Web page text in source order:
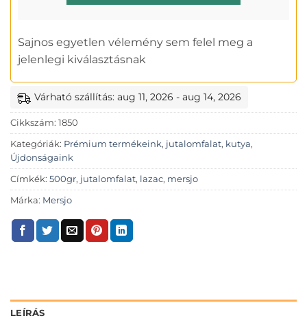
Sajnos egyetlen vélemény sem felel meg a
jelenlegi kiválasztásnak
Várható szállítás: aug 11, 2026 - aug 14, 2026
Cikkszám: 1850
Kategóriák: Prémium termékeink, jutalomfalat, kutya,
Újdonságaink
Címkék: 500gr, jutalomfalat, lazac, mersjo
Márka: Mersjo
LEÍRÁS